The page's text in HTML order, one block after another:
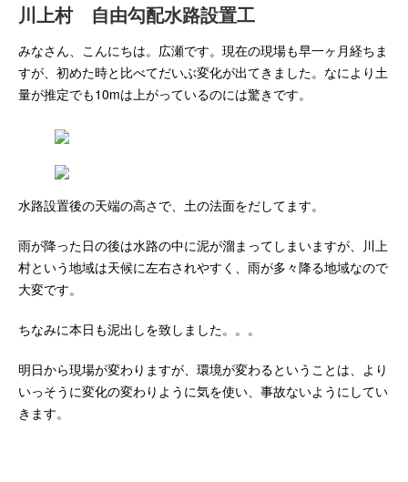
川上村 自由勾配水路設置工
みなさん、こんにちは。広瀬です。現在の現場も早一ヶ月経ちま
すが、初めた時と比べてだいぶ変化が出てきました。なにより土
量が推定でも10mは上がっているのには驚きです。
水路設置後の天端の高さで、土の法面をだしてます。
雨が降った日の後は水路の中に泥が溜まってしまいますが、川上
村という地域は天候に左右されやすく、雨が多々降る地域なので
大変です。
ちなみに本日も泥出しを致しました。。。
明日から現場が変わりますが、環境が変わるということは、より
いっそうに変化の変わりように気を使い、事故ないようにしてい
きます。